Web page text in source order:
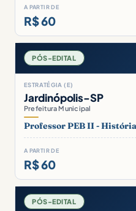
A PARTIR DE
R$ 60
PÓS-EDITAL
ESTRATÉGIA (E)
Jardinópolis-SP
Prefeitura Municipal
Professor PEB II - História
A PARTIR DE
R$ 60
PÓS-EDITAL